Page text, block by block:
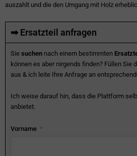
auszahlt und die den Umgang mit Holz
➡ Ersatzteil anfragen
Sie suchen nach einem bestimmten
können es aber nirgends finden? Füllen Sie
aus & ich leite Ihre Anfrage an
Ich weise darauf hin, dass die Plattform
anbietet.
Vorname